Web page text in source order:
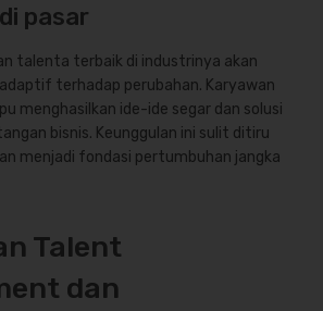
pasar
talenta terbaik di industrinya akan
terhadap perubahan. Karyawan
menghasilkan ide-ide segar dan solusi
bisnis. Keunggulan ini sulit ditiru
menjadi fondasi pertumbuhan jangka
Talent
dan